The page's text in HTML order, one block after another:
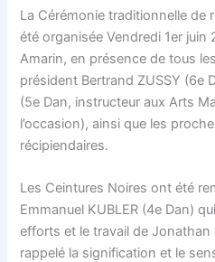
La Cérémonie traditionnelle de
été organisée Vendredi 1er juin
Amarin, en présence de tous
président Bertrand ZUSSY (6e
(5e Dan, instructeur aux Arts
l’occasion), ainsi que les
récipiendaires.
Les Ceintures Noires ont été
Emmanuel KUBLER (4e Dan)
efforts et le travail de Jonathan
rappelé la signification et le